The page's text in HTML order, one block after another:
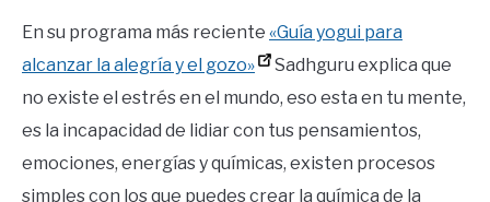
En su programa más reciente «Guía yogui para
alcanzar la alegría y el gozo»
Sadhguru explica que
no existe el estrés en el mundo, eso esta en tu mente,
es la incapacidad de lidiar con tus pensamientos,
emociones, energías y químicas, existen procesos
simples con los que puedes crear la química de la